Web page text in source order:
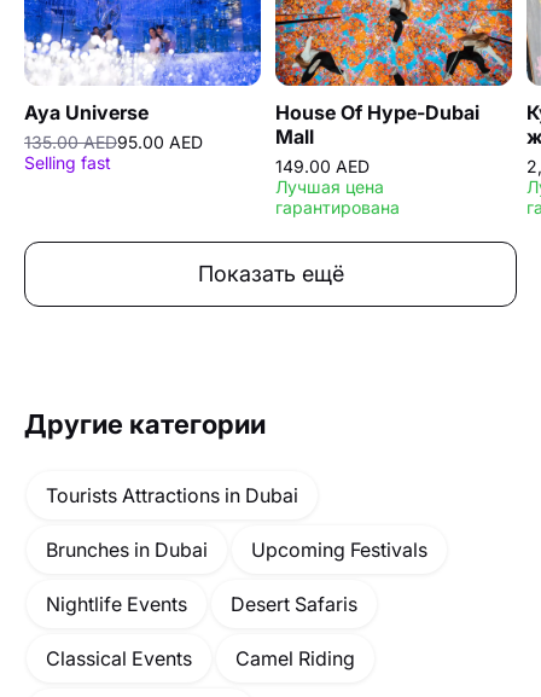
Aya Universe
135.00 AED95.00 AED
Selling fast
House Of Hype-Dubai
Mall
149.00 AED
Лучшая цена
гарантирована
Показать ещё
Другие категории
Tourists Attractions in Dubai
Brunches in Dubai Upcoming Festivals
Nightlife Events Desert Safaris
Classical Events Camel Riding